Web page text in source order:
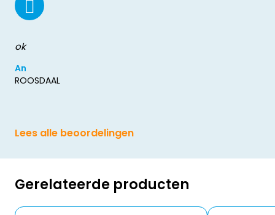
ok
An
ROOSDAAL
Lees alle beoordelingen
Gerelateerde producten